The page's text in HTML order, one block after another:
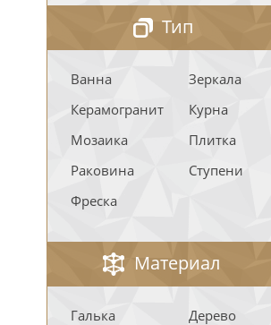
Тип
Ванна
Зеркала
Керамогранит
Курна
Мозаика
Плитка
Раковина
Ступени
Фреска
Материал
Галька
Дерево